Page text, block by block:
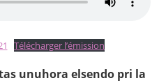
Télécharger l’émission
unuhora elsendo pri la